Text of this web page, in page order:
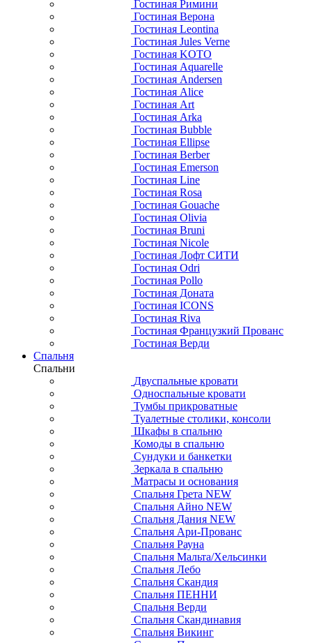
Гостиная Римини
Гостиная Верона
Гостиная Leontina
Гостиная Jules Verne
Гостиная KOTO
Гостиная Aquarelle
Гостиная Andersen
Гостиная Alice
Гостиная Art
Гостиная Arka
Гостиная Bubble
Гостиная Ellipse
Гостиная Berber
Гостиная Emerson
Гостиная Line
Гостиная Rosa
Гостиная Gouache
Гостиная Olivia
Гостиная Bruni
Гостиная Nicole
Гостиная Лофт СИТИ
Гостиная Odri
Гостиная Pollo
Гостиная Доната
Гостиная ICONS
Гостиная Riva
Гостиная Французкий Прованс
Гостиная Верди
Спальня
Спальни
Двуспальные кровати
Односпальные кровати
Тумбы прикроватные
Туалетные столики, консоли
Шкафы в спальню
Комоды в спальню
Сундуки и банкетки
Зеркала в спальню
Матрасы и основания
Спальня Грета NEW
Спальня Айно NEW
Спальня Дания NEW
Спальня Ари-Прованс
Спальня Рауна
Спальня Мальта/Хельсинки
Спальня Лебо
Спальня Скандия
Спальня ПЕННИ
Спальня Верди
Спальня Скандинавия
Спальня Викинг